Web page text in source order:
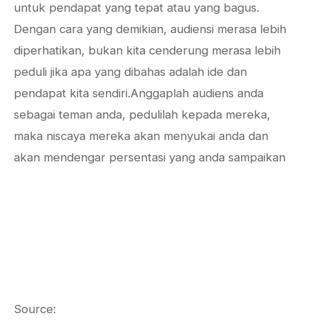
untuk pendapat yang tepat atau yang bagus.
Dengan cara yang demikian, audiensi merasa lebih
diperhatikan, bukan kita cenderung merasa lebih
peduli jika apa yang dibahas adalah ide dan
pendapat kita sendiri.Anggaplah audiens anda
sebagai teman anda, pedulilah kepada mereka,
maka niscaya mereka akan menyukai anda dan
akan mendengar persentasi yang anda sampaikan
Source: